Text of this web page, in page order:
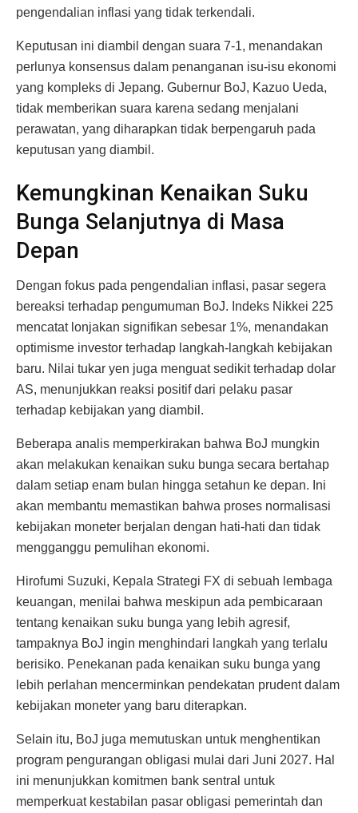
pengendalian inflasi yang tidak terkendali.
Keputusan ini diambil dengan suara 7-1, menandakan
perlunya konsensus dalam penanganan isu-isu ekonomi
yang kompleks di Jepang. Gubernur BoJ, Kazuo Ueda,
tidak memberikan suara karena sedang menjalani
perawatan, yang diharapkan tidak berpengaruh pada
keputusan yang diambil.
Kemungkinan Kenaikan Suku
Bunga Selanjutnya di Masa
Depan
Dengan fokus pada pengendalian inflasi, pasar segera
bereaksi terhadap pengumuman BoJ. Indeks Nikkei 225
mencatat lonjakan signifikan sebesar 1%, menandakan
optimisme investor terhadap langkah-langkah kebijakan
baru. Nilai tukar yen juga menguat sedikit terhadap dolar
AS, menunjukkan reaksi positif dari pelaku pasar
terhadap kebijakan yang diambil.
Beberapa analis memperkirakan bahwa BoJ mungkin
akan melakukan kenaikan suku bunga secara bertahap
dalam setiap enam bulan hingga setahun ke depan. Ini
akan membantu memastikan bahwa proses normalisasi
kebijakan moneter berjalan dengan hati-hati dan tidak
mengganggu pemulihan ekonomi.
Hirofumi Suzuki, Kepala Strategi FX di sebuah lembaga
keuangan, menilai bahwa meskipun ada pembicaraan
tentang kenaikan suku bunga yang lebih agresif,
tampaknya BoJ ingin menghindari langkah yang terlalu
berisiko. Penekanan pada kenaikan suku bunga yang
lebih perlahan mencerminkan pendekatan prudent dalam
kebijakan moneter yang baru diterapkan.
Selain itu, BoJ juga memutuskan untuk menghentikan
program pengurangan obligasi mulai dari Juni 2027. Hal
ini menunjukkan komitmen bank sentral untuk
memperkuat kestabilan pasar obligasi pemerintah dan